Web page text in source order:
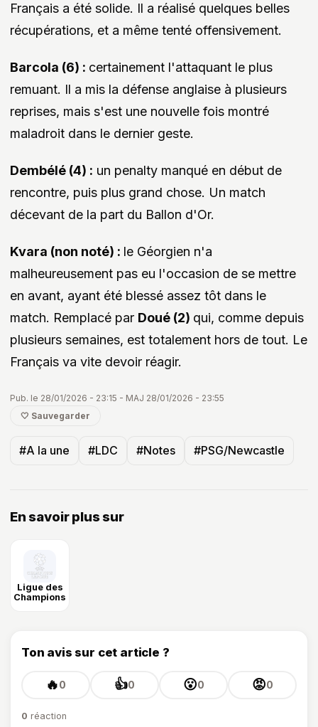
Français a été solide. Il a réalisé quelques belles
récupérations, et a même tenté offensivement.
Barcola (6) : certainement l'attaquant le plus
remuant. Il a mis la défense anglaise à plusieurs
reprises, mais s'est une nouvelle fois montré
maladroit dans le dernier geste.
Dembélé (4) : un penalty manqué en début de
rencontre, puis plus grand chose. Un match
décevant de la part du Ballon d'Or.
Kvara (non noté) : le Géorgien n'a
malheureusement pas eu l'occasion de se mettre
en avant, ayant été blessé assez tôt dans le
match. Remplacé par Doué (2) qui, comme depuis
plusieurs semaines, est totalement hors de tout. Le
Français va vite devoir réagir.
Pub. le 28/01/2026 - 23:15 - MAJ 28/01/2026 - 23:55
🤍 Sauvegarder
#A la une #LDC #Notes #PSG/Newcastle
En savoir plus sur
Ligue des
Champions
Ton avis sur cet article ?
🔥0 👍0 😮0 😡0
0 réaction